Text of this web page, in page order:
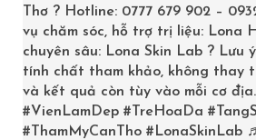
LĂN KHỬ MÙI SCION PURE
160,000₫
ADD TO CART
Thơ ? Hotline: 0777 679 902 –
vụ chăm sóc, hỗ trợ trị liệu: Lona
chuyên sâu: Lona Skin Lab ? Lưu
tính chất tham khảo, không thay
và kết quả còn tùy vào mỗi cơ địa.
#VienLamDep #TreHoaDa
#ThamMyCanTho #LonaSkinLab